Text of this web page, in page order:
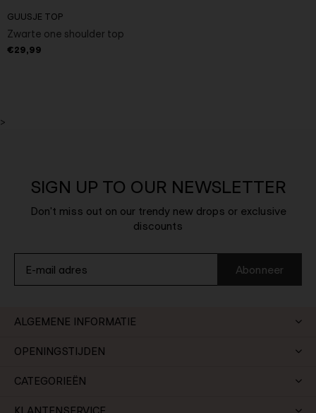
GUUSJE TOP
Zwarte one shoulder top
€29,99
>
SIGN UP TO OUR NEWSLETTER
Don't miss out on our trendy new drops or exclusive
discounts
Abonneer
ALGEMENE INFORMATIE
OPENINGSTIJDEN
CATEGORIEËN